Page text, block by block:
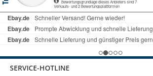
SERVICE-HOTLINE